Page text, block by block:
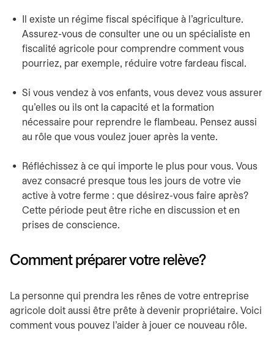
Il existe un régime fiscal spécifique à l’agriculture.
Assurez-vous de consulter une ou un spécialiste en
fiscalité agricole pour comprendre comment vous
pourriez, par exemple, réduire votre fardeau fiscal.
Si vous vendez à vos enfants, vous devez vous assurer
qu’elles ou ils ont la capacité et la formation
nécessaire pour reprendre le flambeau. Pensez aussi
au rôle que vous voulez jouer après la vente.
Réfléchissez à ce qui importe le plus pour vous. Vous
avez consacré presque tous les jours de votre vie
active à votre ferme : que désirez-vous faire après?
Cette période peut être riche en discussion et en
prises de conscience.
Comment préparer votre relève?
La personne qui prendra les rênes de votre entreprise
agricole doit aussi être prête à devenir propriétaire. Voici
comment vous pouvez l’aider à jouer ce nouveau rôle.